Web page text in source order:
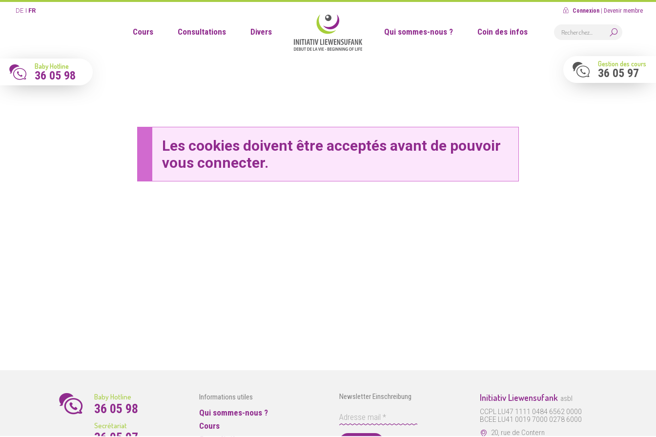
DE FR Connexion Devenir membre
Cours Consultations Divers Qui sommes-nous ? Coin des infos
Baby Hotline
36 05 98
Gestion des cours
36 05 97
Les cookies doivent être acceptés avant de pouvoir
vous connecter.
Baby Hotline
36 05 98
Secrétariat
Informations utiles
Qui sommes-nous ?
Cours
Newsletter Einschreibung Initiativ Liewensufank asbl
CCPL LU47 1111 0484 6562 0000
BCEE LU41 0019 7000 0278 6000
20, rue de Contern